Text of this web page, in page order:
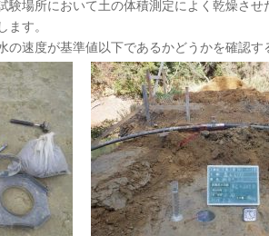
験場所において土の体積測定によく乾燥させ
ます。
速度が基準値以下であるかどうかを確認す